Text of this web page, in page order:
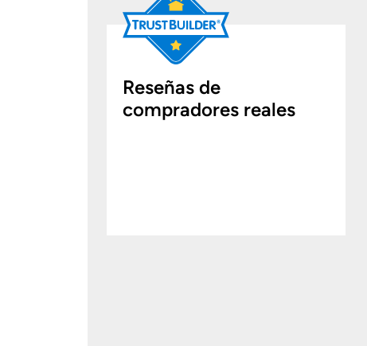
Reseñas de
compradores reales